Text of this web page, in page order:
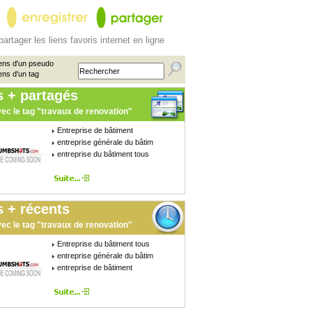
les liens favoris internet en ligne
d'un pseudo
d'un tag
+ partagés
le tag "travaux de renovation"
Entreprise de bâtiment
entreprise générale du bâtim
entreprise du bâtiment tous
+ récents
le tag "travaux de renovation"
Entreprise du bâtiment tous
entreprise générale du bâtim
entreprise de bâtiment